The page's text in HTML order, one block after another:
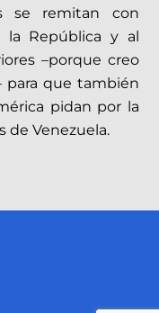
se remitan con
la República y al
–porque creo
para que también
pidan por la
de Venezuela.